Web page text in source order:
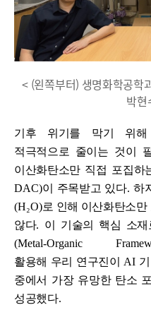
< (왼쪽부터) 생명화학공학
박현
기후 위기를 막기 위해
적극적으로 줄이는 것이
이산화탄소만 직접 포집하
DAC)이 주목받고 있다. 하
(H₂O)로 인해 이산화탄소만
않다. 이 기술의 핵심 소
(Metal-Organic
활용해 우리
연구진이 AI
중에서 가장 유망한 탄소
성공했다.